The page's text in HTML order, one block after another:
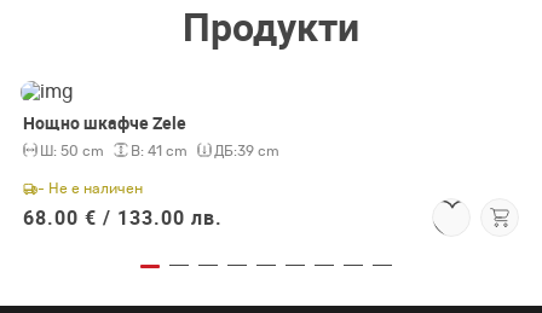
Продукти
Нощно шкафче Zele
Ш: 50 cm В: 41 cm ДБ:39 cm
- Не е наличен
68.00 € / 133.00 лв.